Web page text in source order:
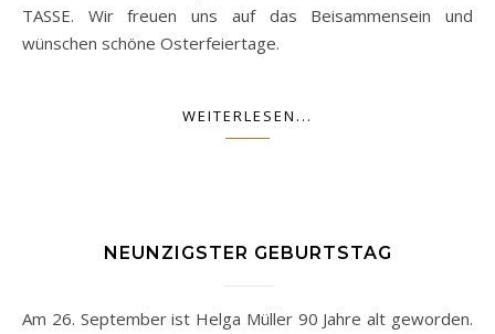
TASSE. Wir freuen uns auf das Beisammensein und
wünschen schöne Osterfeiertage.
WEITERLESEN...
NEUNZIGSTER GEBURTSTAG
Am 26. September ist Helga Müller 90 Jahre alt geworden.